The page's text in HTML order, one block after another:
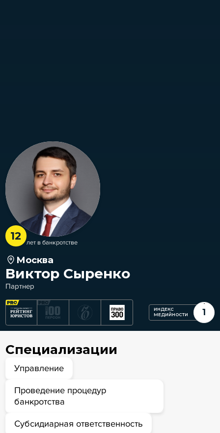
12
лет в банкротстве
Москва
Виктор Сыренко
Партнер
ИНДЕКС
МЕДИЙНОСТИ
1
Специализации
Управление
Проведение процедур
банкротства
Субсидиарная ответственность